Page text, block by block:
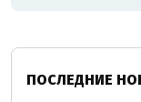
ПОСЛЕДНИЕ